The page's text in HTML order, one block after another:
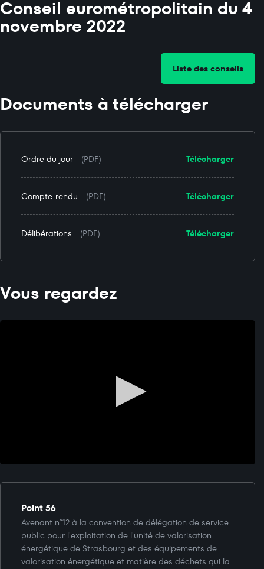
Conseil eurométropolitain du 4
novembre 2022
Liste des conseils
Documents à télécharger
Télécharger
Ordre du jour (PDF)
Télécharger
Compte-rendu (PDF)
Télécharger
Délibérations (PDF)
Vous regardez
Point 56
Avenant n°12 à la convention de délégation de service
public pour l'exploitation de l'unité de valorisation
énergétique de Strasbourg et des équipements de
valorisation énergétique et matière des déchets qui la